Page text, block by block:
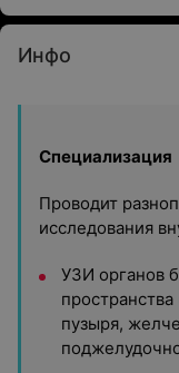
Инфо
Специализация
Проводит
исследования
УЗИ органов
пузыря,